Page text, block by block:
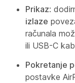
Prikaz:
izlaze
računala
ili USB-C
Pokretanje
postavke